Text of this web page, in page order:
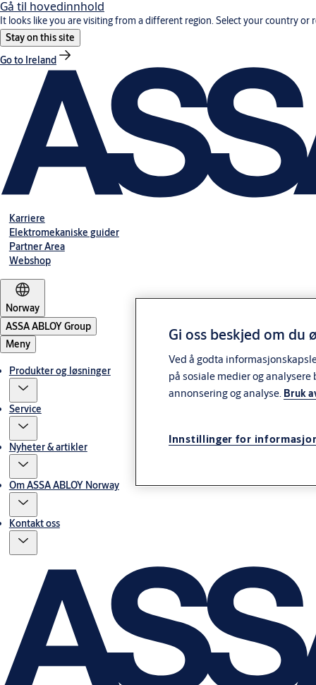
Gå til hovedinnhold
It looks like you are visiting from a different region. Select your country or
Stay on this site
Go to Ireland
Karriere
Elektromekaniske guider
Partner Area
Webshop
Norway
ASSA ABLOY Group
Meny
Produkter og løsninger
Service
Nyheter & artikler
Om ASSA ABLOY Norway
Kontakt oss
Gi oss beskjed om du
Ved å godta
på sosiale medier og
annonsering og analyse. Bruk
Innstillinger for